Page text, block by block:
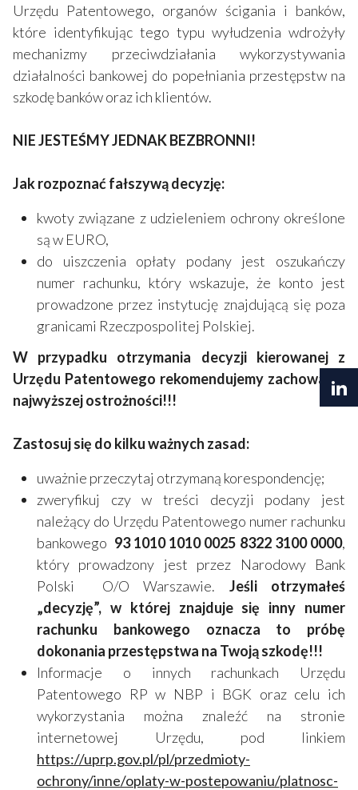
Urzędu Patentowego, organów ścigania i banków,
które identyfikując tego typu wyłudzenia wdrożyły
mechanizmy przeciwdziałania wykorzystywania
działalności bankowej do popełniania przestępstw na
szkodę banków oraz ich klientów.
NIE JESTEŚMY JEDNAK BEZBRONNI!
Jak rozpoznać fałszywą decyzję:
kwoty związane z udzieleniem ochrony określone
są w EURO,
do uiszczenia opłaty podany jest oszukańczy
numer rachunku, który wskazuje, że konto jest
prowadzone przez instytucję znajdującą się poza
granicami Rzeczpospolitej Polskiej.
W przypadku otrzymania decyzji kierowanej z
Urzędu Patentowego rekomendujemy zachowanie
najwyższej ostrożności!!!
Zastosuj się do kilku ważnych zasad:
uważnie przeczytaj otrzymaną korespondencję;
zweryfikuj czy w treści decyzji podany jest
należący do Urzędu Patentowego numer rachunku
bankowego 93 1010 1010 0025 8322 3100 0000,
który prowadzony jest przez Narodowy Bank
Polski O/O Warszawie. Jeśli otrzymałeś
„decyzję”, w której znajduje się inny numer
rachunku bankowego oznacza to próbę
dokonania przestępstwa na Twoją szkodę!!!
Informacje o innych rachunkach Urzędu
Patentowego RP w NBP i BGK oraz celu ich
wykorzystania można znaleźć na stronie
internetowej Urzędu, pod linkiem
https://uprp.gov.pl/pl/przedmioty-
ochrony/inne/oplaty-w-postepowaniu/platnosc-